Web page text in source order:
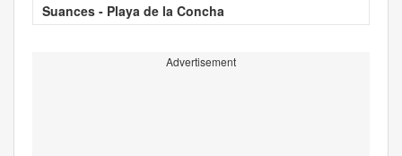
Suances - Playa de la Concha
Advertisement